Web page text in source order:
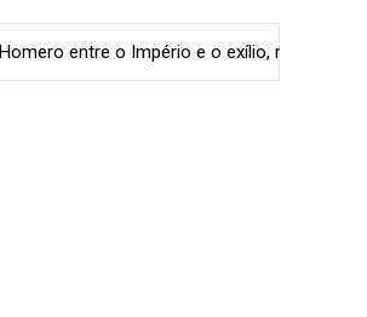
mas sua 'Odisseia' pode não existir